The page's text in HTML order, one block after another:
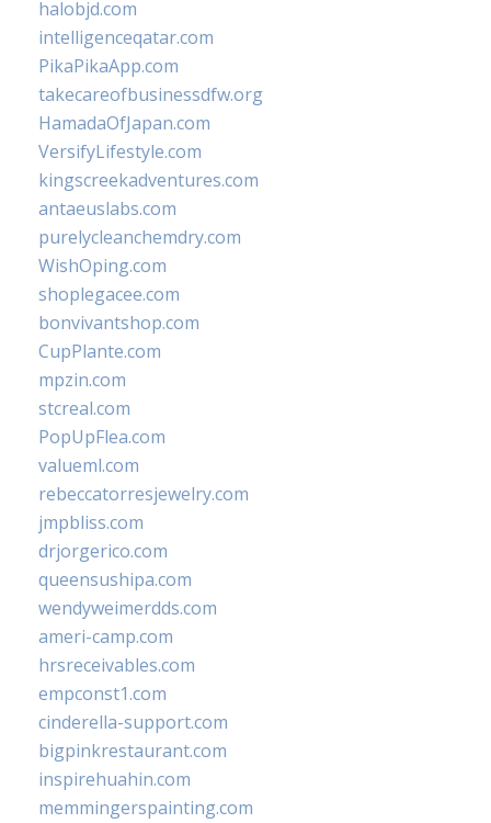
halobjd.com
intelligenceqatar.com
PikaPikaApp.com
takecareofbusinessdfw.org
HamadaOfJapan.com
VersifyLifestyle.com
kingscreekadventures.com
antaeuslabs.com
purelycleanchemdry.com
WishOping.com
shoplegacee.com
bonvivantshop.com
CupPlante.com
mpzin.com
stcreal.com
PopUpFlea.com
valueml.com
rebeccatorresjewelry.com
jmpbliss.com
drjorgerico.com
queensushipa.com
wendyweimerdds.com
ameri-camp.com
hrsreceivables.com
empconst1.com
cinderella-support.com
bigpinkrestaurant.com
inspirehuahin.com
memmingerspainting.com